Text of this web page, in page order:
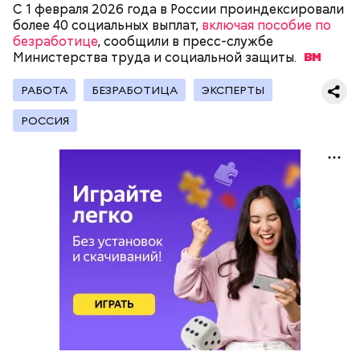
С 1 февраля 2026 года в России проиндексировали
более 40 социальных выплат, включая пособие по
безработице, сообщили в пресс-службе
Министерства труда и социальнойзащиты.
РАБОТА БЕЗРАБОТИЦА ЭКСПЕРТЫ
РОССИЯ
Цель Дня «Побалуйте свою собаку» — выразить
своему питомцу любовь и внимание. В этот
нибудь деликатес, побольше поиграть с ней,
устроить длительную прогулку на природе или
просто почаще обнимать и гладить своего
Праздник любви, или Ту бе-Ав, отмечается в
Израиле как местный аналог Дня святого
Валентина. Влюбленные в этот день делают друг
другу сюрпризы, дарят цветы и подарки,
устраивают свидания и признаются в своих
чувствах. Праздник уходит корнями в далекое
прошлое — во времена существования еврейской
традиции, когда девушки надевали белые платья и
водили хороводы в виноградниках, а юноши
искали себе невест.